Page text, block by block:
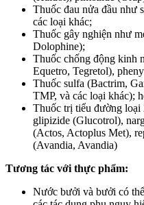
Thuốc đau nửa đầu như
các loại khác;
Thuốc gây nghiện như
Dolophine);
Thuốc chống động kinh
Equetro, Tegretol),
Thuốc sulfa (Bactrim,
TMP, và các loại khác);
Thuốc trị tiểu đường
glipizide (Glucotrol),
(Actos, Actoplus Met),
(Avandia, Avandia)
Tương tác với thực phẩm:
Nước bưởi và bưởi có